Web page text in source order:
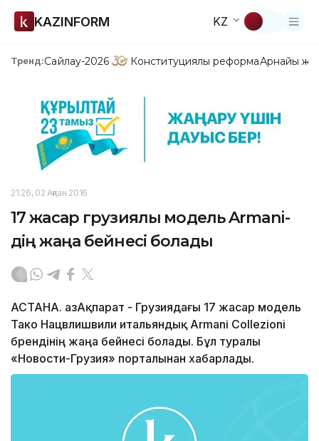
KAZINFORM KZ
Тренд:Сайлау-2026 Конституциялық реформаАрнайы
21:26, 02 Ақпан 2016
17 жасар грузиялық модель Armani-
дің жаңа бейнесі болады
АСТАНА. ҚазАқпарат - Грузиядағы 17 жасар модель
Тако Нацвлишвили итальяндық Armani Collezioni
брендінің жаңа бейнесі болады. Бұл туралы
«Новости-Грузия» порталынан хабарлады.